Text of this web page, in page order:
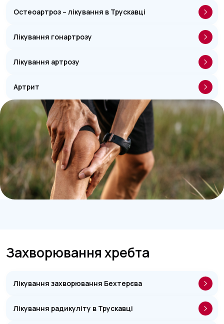
Остеоартроз – лікування в Трускавці
Лікування гонартрозу
Лікування артрозу
Артрит
Захворювання хребта
Лікування захворювання Бехтерєва
Лікування радикуліту в Трускавці